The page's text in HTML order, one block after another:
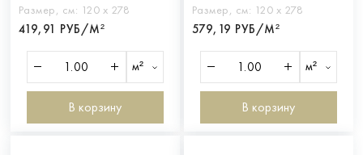
Размер, см: 120 х 278
419,91 РУБ/М²
м²
В корзину
Размер, см: 120 х 278
579,19 РУБ/М²
м²
В корзину